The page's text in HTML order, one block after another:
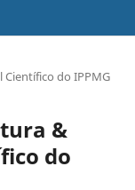
Científico do IPPMG
&
do